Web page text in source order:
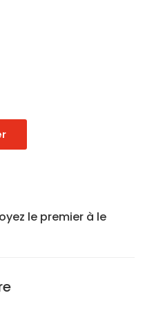
le premier à le